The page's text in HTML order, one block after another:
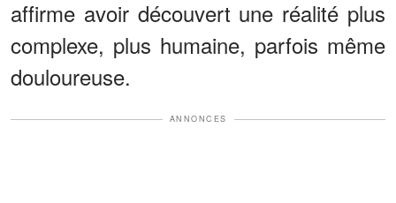
affirme avoir découvert une réalité plus
complexe, plus humaine, parfois même
douloureuse.
ANNONCES